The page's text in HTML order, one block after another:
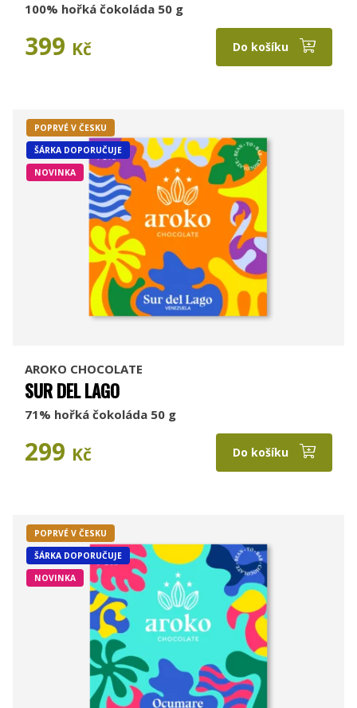
100% hořká čokoláda 50 g
399 Kč Do košíku
POPRVÉ V ČESKU
ŠÁRKA DOPORUČUJE
NOVINKA
AROKO CHOCOLATE
SUR DEL LAGO
71% hořká čokoláda 50 g
299 Kč Do košíku
POPRVÉ V ČESKU
ŠÁRKA DOPORUČUJE
NOVINKA